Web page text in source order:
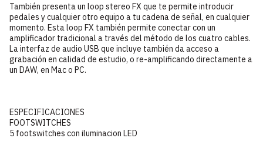
También presenta un loop stereo FX que te permite introducir
pedales y cualquier otro equipo a tu cadena de señal, en cualquier
momento. Esta loop FX también permite conectar con un
amplificador tradicional a través del método de los cuatro cables.
La interfaz de audio USB que incluye también da acceso a
grabación en calidad de estudio, o re-amplificando directamente a
un DAW, en Mac o PC.
ESPECIFICACIONES
FOOTSWITCHES
5 footswitches con iluminacion LED